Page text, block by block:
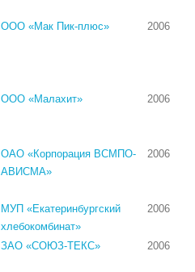
ООО «Мак Пик-плюс» 2006
ООО «Малахит» 2006
ОАО «Корпорация ВСМПО-
АВИСМА»
2006
МУП «Екатеринбургский
хлебокомбинат»
2006
ЗАО «СОЮЗ-ТЕКС» 2006